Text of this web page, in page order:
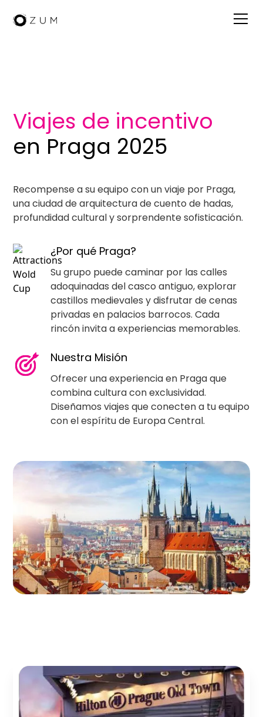
Viajes de incentivo
en Praga 2025
Recompense a su equipo con un viaje por Praga,
una ciudad de arquitectura de cuento de hadas,
profundidad cultural y sorprendente sofisticación.
¿Por qué Praga?
Su grupo puede caminar por las calles
adoquinadas del casco antiguo, explorar
castillos medievales y disfrutar de cenas
privadas en palacios barrocos. Cada
rincón invita a experiencias memorables.
Nuestra Misión
Ofrecer una experiencia en Praga que
combina cultura con exclusividad.
Diseñamos viajes que conecten a tu equipo
con el espíritu de Europa Central.